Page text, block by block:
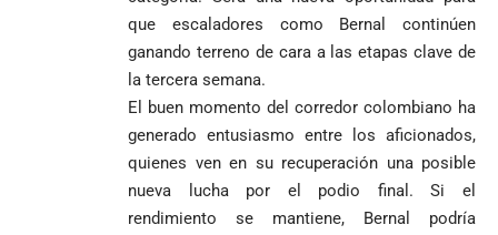
que escaladores como Bernal continúen
ganando terreno de cara a las etapas clave de
la tercera semana.
El buen momento del corredor colombiano ha
generado entusiasmo entre los aficionados,
quienes ven en su recuperación una posible
nueva lucha por el podio final. Si el
rendimiento se mantiene, Bernal podría